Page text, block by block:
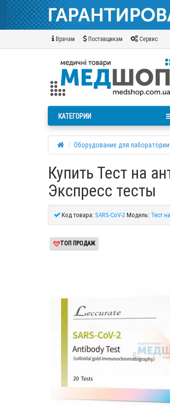
Врачам Поставщикам Сервис
КАТЕГОРИИ
Оборудование для лаборатории
Купить Тест на
Экспресс тесты
Код товара:SARS-CoV-2Модель: Тест
ТОП ПРОДАЖ